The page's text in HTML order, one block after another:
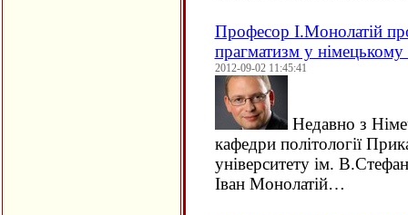
Професор І.Монолатій
прагматизм у
2012-09-02 11:45:41
Недавно з
кафедри політології
університету ім.
Іван Монолатій…